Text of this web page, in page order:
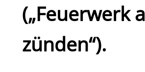
(„Feuerwerk
zünden“).